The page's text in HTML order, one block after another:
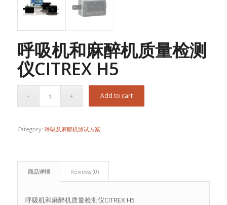
呼吸机和麻醉机质量检测
仪CITREX H5
Add to cart
Category: 呼吸及麻醉机测试方案
商品详情 Reviews (0)
呼吸机和麻醉机质量检测仪CITREX H5